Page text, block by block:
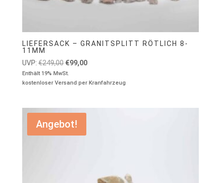
LIEFERSACK – GRANITSPLITT RÖTLICH 8-
11MM
UVP: €249,00 Ursprünglicher
Preis
war:
€99,00Aktueller
ist:
Enthält 19% MwSt.
kostenloser Versand per Kranfahrzeug
Angebot!